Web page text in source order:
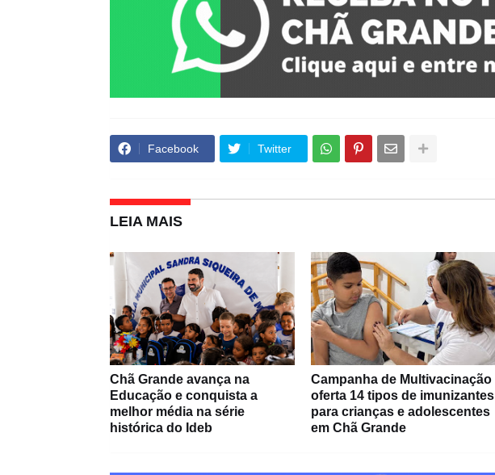
Facebook Twitter
LEIA MAIS
Chã Grande avança na
Educação e conquista a
melhor média na série
histórica do Ideb
Campanha de Multivacinação
oferta 14 tipos de imunizantes
para crianças e adolescentes
em Chã Grande